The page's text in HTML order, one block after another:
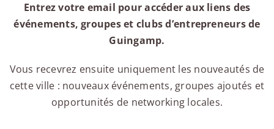
Entrez votre email pour accéder aux liens des
événements, groupes et clubs d’entrepreneurs de
Guingamp.
Vous recevrez ensuite uniquement les nouveautés de
cette ville : nouveaux événements, groupes ajoutés et
opportunités de networking locales.